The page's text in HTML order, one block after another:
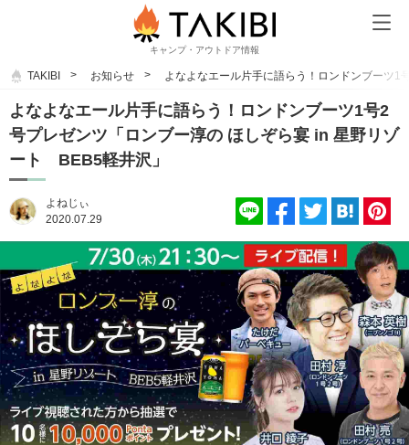
キャンプ・アウトドア情報
TAKIBI お知らせ よなよなエール片手に語らう！ロンドンブーツ
よなよなエール片手に語らう！ロンドンブーツ1号2
号プレゼンツ「ロンブー淳の ほしぞら宴 in 星野リゾ
ート BEB5軽井沢」
よねじぃ
2020.07.29